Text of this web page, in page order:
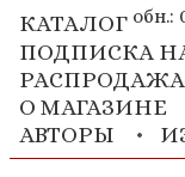
КАТАЛОГ обн.:
ПОДПИСКА
РАСПРОДАЖА
О МАГАЗИНЕ
АВТОРЫ